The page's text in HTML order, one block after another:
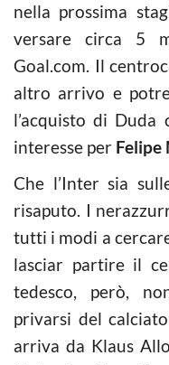
nella prossima
versare circa 5
Goal.com. Il
altro arrivo e
l’acquisto di Duda
interesse per Felipe
Che l’Inter sia
risaputo. I
tutti i modi a
lasciar partire il
tedesco, però,
privarsi del
arriva da Klaus